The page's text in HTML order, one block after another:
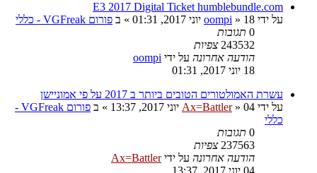
E3 2017 Digital Ticket humblebundle.com
על ידי
oompi » 18 יוני 2017, 01:31 » ב פורום VGFreak - כללי
0 תגובות
243532 צפיות
הודעה אחרונה על ידי oompi
18 יוני 2017, 01:31
עשרת האמולטורים הטובים ביותר ב 2017 על פי אמוניישן
על ידי
Ax=Battler» 04 יוני 2017, 13:37 » ב
פורום VGFreak -
כללי
0 תגובות
237563 צפיות
הודעה אחרונה על ידיAx=Battler